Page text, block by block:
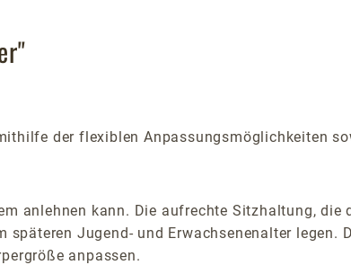
der flexiblen Anpassungsmöglichkeiten
anlehnen kann. Die aufrechte Sitzhaltung, die
Jugend- und Erwachsenenalter legen.
anpassen.